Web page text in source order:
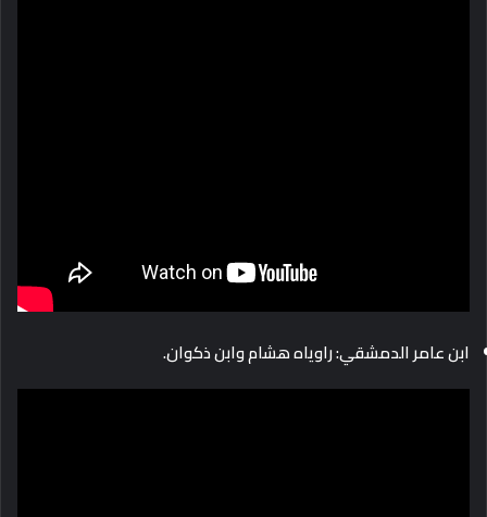
ابن عامر الدمشقي: راوياه هشام وابن ذكوان.